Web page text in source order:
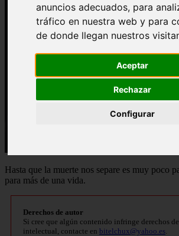
anuncios adecuados, para
tráfico en nuestra web y para
de donde llegan nuestros
Aceptar
Rechazar
Configurar
Hasta que la muerte nos separe es muy poco
para más de una vida.
Derechos de autor
Si cree que algún contenido infringe derechos
intelectual, contacte en bitelchux@yahoo.es